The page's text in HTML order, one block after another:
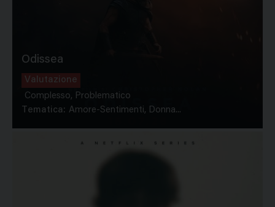
Odissea
Valutazione
Complesso, Problematico
Tematica: Amore-Sentimenti, Donna...